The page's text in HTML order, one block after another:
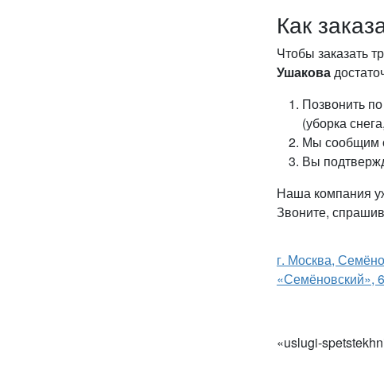
Как
Чтобы заказать
Ушакова
Позвонить
(уборка
Мы сообщим
Вы
Наша компания
Звоните,
г. Москва,
«Семёновский»,
«uslugi-